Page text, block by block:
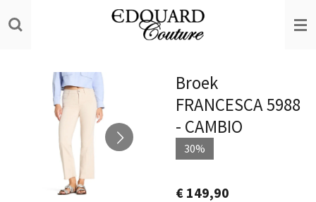
direct
hoofdinhoud
Broek
FRANCESCA 5988
- CAMBIO
30%
€ 149,90